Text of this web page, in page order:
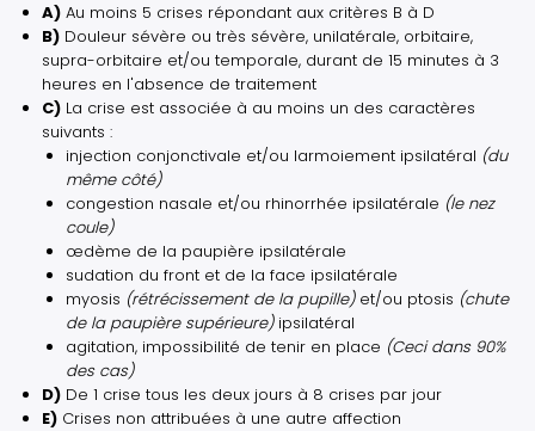
A) Au moins 5 crises répondant aux critères B à D
B) Douleur sévère ou très sévère, unilatérale, orbitaire,
supra-orbitaire et/ou temporale, durant de 15 minutes à 3
heures en l'absence de traitement
C) La crise est associée à au moins un des caractères
suivants :
injection conjonctivale et/ou larmoiement ipsilatéral (du
même côté)
congestion nasale et/ou rhinorrhée ipsilatérale (le nez
coule)
œdème de la paupière ipsilatérale
sudation du front et de la face ipsilatérale
myosis (rétrécissement de la pupille)et/ou ptosis (chute
de la paupière supérieure)ipsilatéral
agitation, impossibilité de tenir en place (Ceci dans 90%
des cas)
D) De 1 crise tous les deux jours à 8 crises par jour
E) Crises non attribuées à une autre affection